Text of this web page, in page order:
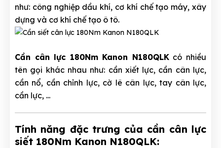
như: công nghiệp dầu khí, cơ khí chế tạo máy, xây
dựng và cơ khí chế tạo ô tô.
Cần cân lực 180Nm Kanon N180QLKcó nhiều
tên gọi khác nhau như: cần xiết lực, cần cân lực,
cần nổ, cần chỉnh lực, cờ lê cân lực, tay cân lực,
cần lực, ...
Tính năng đặc trưng của cần cân lực
siết 180Nm Kanon N180QLK: